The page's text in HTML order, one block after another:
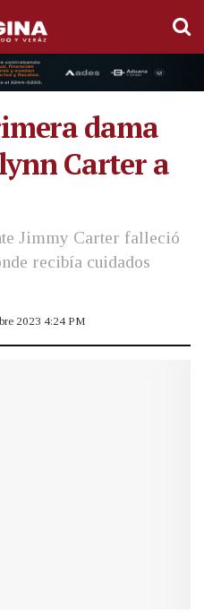
dama
Carter a
Jimmy Carter falleció
recibía cuidados
2023 4:24 PM